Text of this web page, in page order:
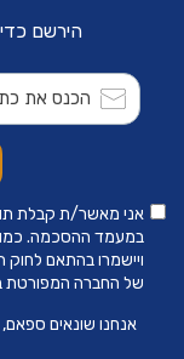
הירשם
אני מאשר/ת קבלת
במעמד ההסכמה. כמו
ויישמרו בהתאם לחוק
של החברה המפורטת
אנחנו שונאים ספאם,